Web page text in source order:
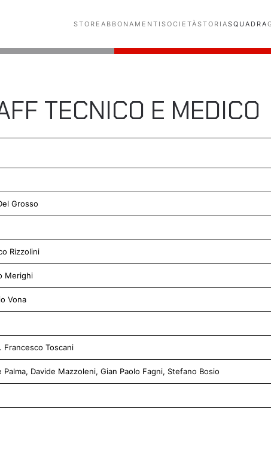
STORE ABBONAMENTI SOCIETÀSTORIASQUADRA
TECNICO E MEDICO
Grosso
Rizzolini
Merighi
Vona
Francesco Toscani
Palma, Davide Mazzoleni, Gian Paolo Fagni, Stefano Bosio